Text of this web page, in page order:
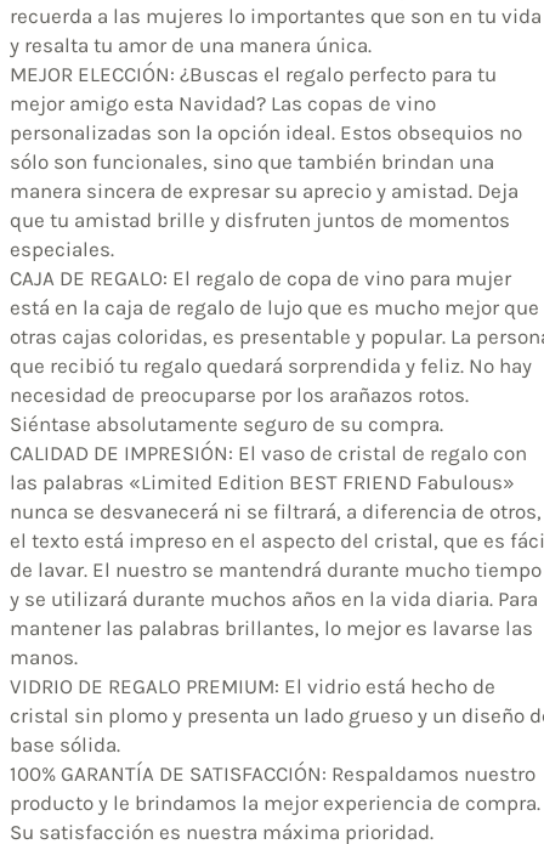
recuerda a las mujeres lo importantes que son en tu vida
y resalta tu amor de una manera única.
MEJOR ELECCIÓN: ¿Buscas el regalo perfecto para tu
mejor amigo esta Navidad? Las copas de vino
personalizadas son la opción ideal. Estos obsequios no
sólo son funcionales, sino que también brindan una
manera sincera de expresar su aprecio y amistad. Deja
que tu amistad brille y disfruten juntos de momentos
especiales.
CAJA DE REGALO: El regalo de copa de vino para mujer
está en la caja de regalo de lujo que es mucho mejor que
otras cajas coloridas, es presentable y popular. La
que recibió tu regalo quedará sorprendida y feliz. No hay
necesidad de preocuparse por los arañazos rotos.
Siéntase absolutamente seguro de su compra.
CALIDAD DE IMPRESIÓN: El vaso de cristal de regalo con
las palabras «Limited Edition BEST FRIEND Fabulous»
nunca se desvanecerá ni se filtrará, a diferencia de otros,
el texto está impreso en el aspecto del cristal, que es
de lavar. El nuestro se mantendrá durante mucho tiempo
y se utilizará durante muchos años en la vida diaria. Para
mantener las palabras brillantes, lo mejor es lavarse las
manos.
VIDRIO DE REGALO PREMIUM: El vidrio está hecho de
cristal sin plomo y presenta un lado grueso y un diseño
base sólida.
100% GARANTÍA DE SATISFACCIÓN: Respaldamos nuestro
producto y le brindamos la mejor experiencia de compra.
Su satisfacción es nuestra máxima prioridad.